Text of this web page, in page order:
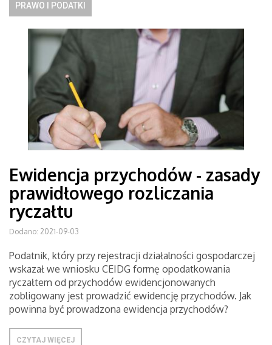
PRAWO I PODATKI
Ewidencja przychodów - zasady
prawidłowego rozliczania
ryczałtu
Dodano: 2021-09-03
Podatnik, który przy rejestracji działalności gospodarczej
wskazał we wniosku CEIDG formę opodatkowania
ryczałtem od przychodów ewidencjonowanych
zobligowany jest prowadzić ewidencję przychodów. Jak
powinna być prowadzona ewidencja przychodów?
CZYTAJ WIĘCEJ